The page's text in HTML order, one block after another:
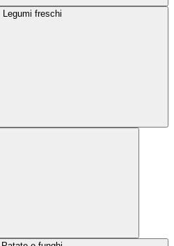
Legumi freschi